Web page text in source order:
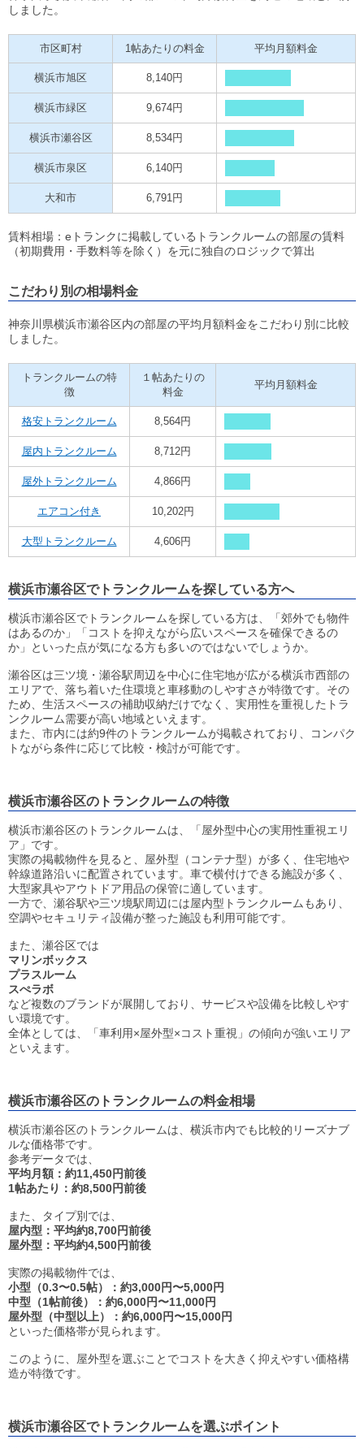
しました。
市区町村 1帖あたりの料金 平均月額料金
横浜市旭区 8,140円
横浜市緑区 9,674円
横浜市瀬谷区 8,534円
横浜市泉区 6,140円
大和市 6,791円
賃料相場：eトランクに掲載しているトランクルームの部屋の賃料
（初期費用・手数料等を除く）を元に独自のロジックで算出
こだわり別の相場料金
神奈川県横浜市瀬谷区内の部屋の平均月額料金をこだわり別に比較
しました。
トランクルームの特
徴
１帖あたりの
料金
平均月額料金
格安トランクルーム 8,564円
屋内トランクルーム 8,712円
屋外トランクルーム 4,866円
エアコン付き 10,202円
大型トランクルーム 4,606円
横浜市瀬谷区でトランクルームを探している方へ
横浜市瀬谷区でトランクルームを探している方は、「郊外でも物件
はあるのか」「コストを抑えながら広いスペースを確保できるの
か」といった点が気になる方も多いのではないでしょうか。
瀬谷区は三ツ境・瀬谷駅周辺を中心に住宅地が広がる横浜市西部の
エリアで、落ち着いた住環境と車移動のしやすさが特徴です。その
ため、生活スペースの補助収納だけでなく、実用性を重視したトラ
ンクルーム需要が高い地域といえます。
また、市内には約9件のトランクルームが掲載されており、コンパク
トながら条件に応じて比較・検討が可能です。
横浜市瀬谷区のトランクルームの特徴
横浜市瀬谷区のトランクルームは、「屋外型中心の実用性重視エリ
ア」です。
実際の掲載物件を見ると、屋外型（コンテナ型）が多く、住宅地や
幹線道路沿いに配置されています。車で横付けできる施設が多く、
大型家具やアウトドア用品の保管に適しています。
一方で、瀬谷駅や三ツ境駅周辺には屋内型トランクルームもあり、
空調やセキュリティ設備が整った施設も利用可能です。
また、瀬谷区では
マリンボックス
プラスルーム
スぺラボ
など複数のブランドが展開しており、サービスや設備を比較しやす
い環境です。
全体としては、「車利用×屋外型×コスト重視」の傾向が強いエリア
といえます。
横浜市瀬谷区のトランクルームの料金相場
横浜市瀬谷区のトランクルームは、横浜市内でも比較的リーズナブ
ルな価格帯です。
参考データでは、
平均月額：約11,450円前後
1帖あたり：約8,500円前後
また、タイプ別では、
屋内型：平均約8,700円前後
屋外型：平均約4,500円前後
実際の掲載物件では、
小型（0.3〜0.5帖）：約3,000円〜5,000円
中型（1帖前後）：約6,000円〜11,000円
屋外型（中型以上）：約6,000円〜15,000円
といった価格帯が見られます。
このように、屋外型を選ぶことでコストを大きく抑えやすい価格構
造が特徴です。
横浜市瀬谷区でトランクルームを選ぶポイント